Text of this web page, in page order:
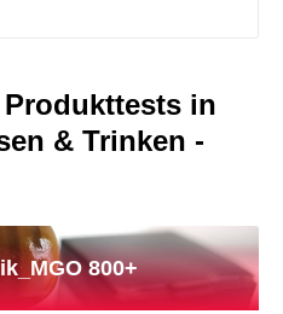
in
& Trinken -
800+